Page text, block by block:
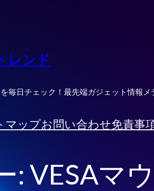
レンド
毎日チェック！最先端ガジェット情報メ
マップお問い合わせ免責事
:VESAマ